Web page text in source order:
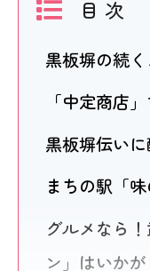
目 次
黒板塀の続
「中定商店
黒板塀伝いに
まちの駅「味
グルメなら
ン」はいかが